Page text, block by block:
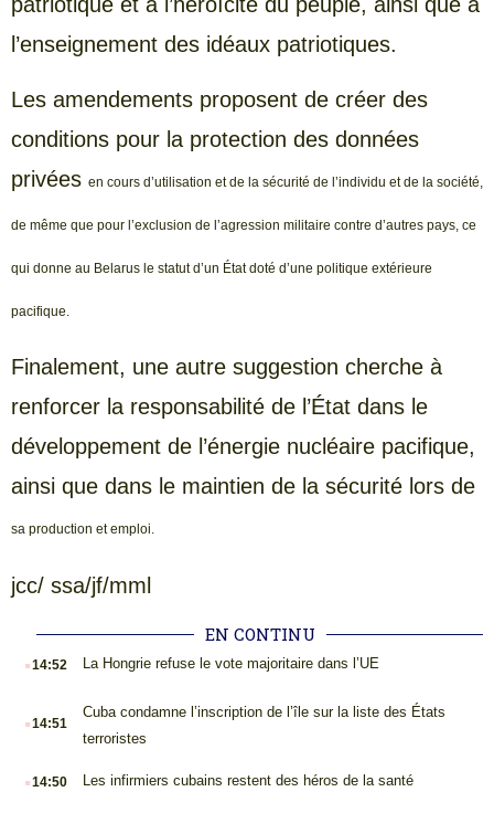
l’enseignement des idéaux patriotiques.
Les amendements proposent de créer des
conditions pour la protection des données
privées en cours d’utilisation et de la sécurité de l’individu et de la société,
de même que pour l’exclusion de l’agression militaire contre d’autres pays, ce
qui donne au Belarus le statut d’un État doté d’une politique extérieure
pacifique.
Finalement, une autre suggestion cherche à
renforcer la responsabilité de l’État dans le
développement de l’énergie nucléaire pacifique,
ainsi que dans le maintien de la sécurité lors de
sa production et emploi.
jcc/ ssa/jf/mml
EN CONTINU
.14:52 La Hongrie refuse le vote majoritaire dans l’UE
.14:51
Cuba condamne l’inscription de l’île sur la liste des États
terroristes
.14:50 Les infirmiers cubains restent des héros de la santé